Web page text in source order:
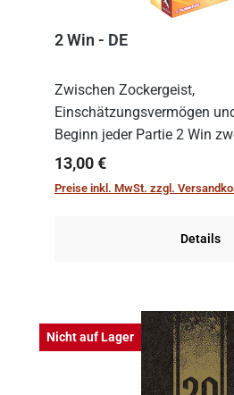
2 Win - DE
Zwischen Zockergeist,
Einschätzungsvermögen
Beginn jeder Partie 2 Win
Spielenden aus, die es in die
gilt. Doch das geht natürlich
Regulärer Preis:
13,00 €
Preise inkl. MwSt. zzgl.
Details
Nicht auf Lager